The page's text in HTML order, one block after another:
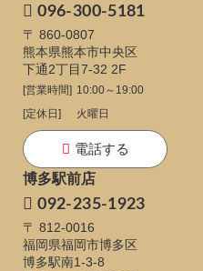
096-300-5181
〒 860-0807
熊本県熊本市中央区
下通2丁目7-32 2F
[営業時間] 10:00～19:00
[定休日]
火曜日
電話する
博多駅前店
092-235-1923
〒 812-0016
福岡県福岡市博多区
博多駅南1-3-8